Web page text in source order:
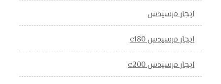
ايجار مرسيدس
ايجار مرسيدس c180
ايجار مرسيدس c200